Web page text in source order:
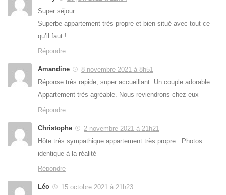
Super séjour
Superbe appartement très propre et bien situé avec tout ce
qu’il faut !
Répondre
Amandine
8 novembre 2021 à 8h51
Réponse très rapide, super accueillant. Un couple adorable.
Appartement très agréable. Nous reviendrons chez eux
Répondre
Christophe
2 novembre 2021 à 21h21
Hôte très sympathique appartement très propre . Photos
identique à la réalité
Répondre
Léo
15 octobre 2021 à 21h23